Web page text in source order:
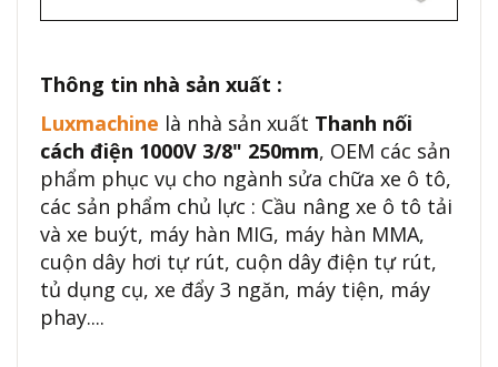
Thông tin nhà sản xuất :
Luxmachine là nhà sản xuất Thanh nối
cách điện 1000V 3/8" 250mm, OEM các sản
phẩm phục vụ cho ngành sửa chữa xe ô tô,
các sản phẩm chủ lực : Cầu nâng xe ô tô tải
và xe buýt, máy hàn MIG, máy hàn MMA,
cuộn dây hơi tự rút, cuộn dây điện tự rút,
tủ dụng cụ, xe đẩy 3 ngăn, máy tiện, máy
phay....